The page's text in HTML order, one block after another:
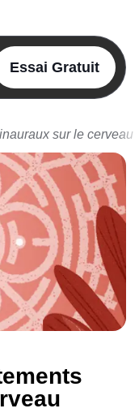
Essai Gratuit
sur le cerveau